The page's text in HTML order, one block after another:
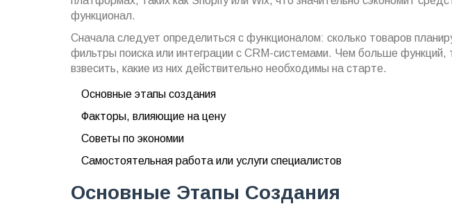
функционал.
Сначала следует определиться с функционалом: сколько товаров
фильтры поиска или интеграции с CRM-системами. Чем больше
взвесить, какие из них действительно необходимы на старте.
Основные этапы создания
Факторы, влияющие на цену
Советы по экономии
Самостоятельная работа или услуги специалистов
Основные Этапы Создания